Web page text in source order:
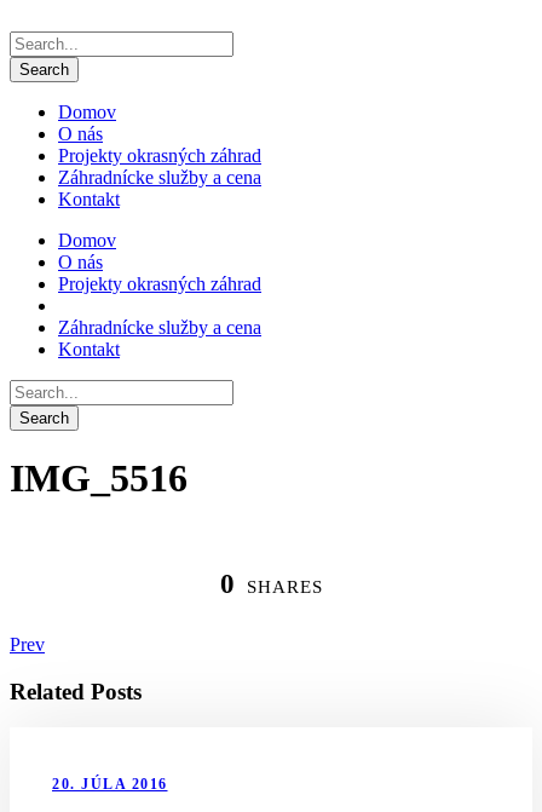
Domov
O nás
Projekty okrasných záhrad
Záhradnícke služby a cena
Kontakt
Domov
O nás
Projekty okrasných záhrad
Záhradnícke služby a cena
Kontakt
IMG_5516
0 SHARES
Prev
Related Posts
20. JÚLA 2016